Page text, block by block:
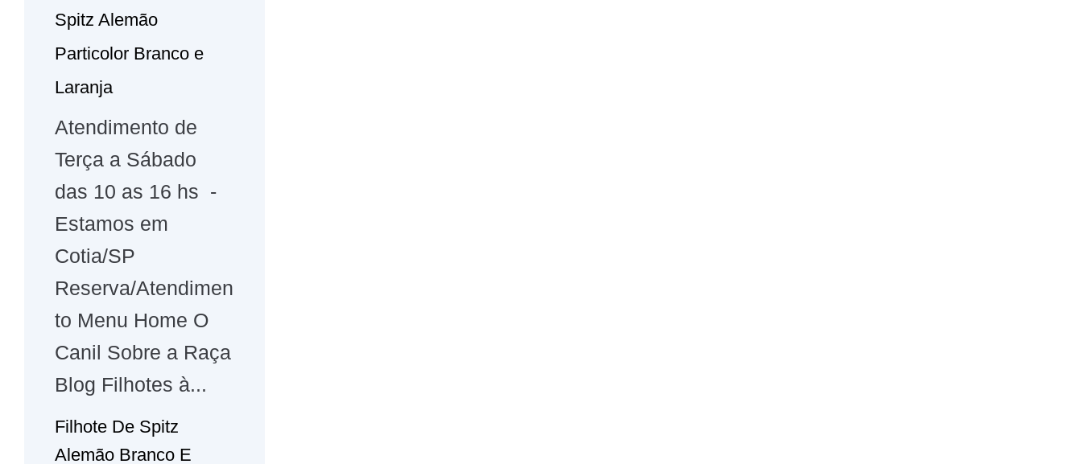
Spitz Alemão
Particolor Branco e
Laranja
Atendimento de
Terça a Sábado
das 10 as 16 hs -
Estamos em
Cotia/SP
Reserva/Atendimen
to Menu Home O
Canil Sobre a Raça
Blog Filhotes à...
Filhote De Spitz
Alemão Branco E